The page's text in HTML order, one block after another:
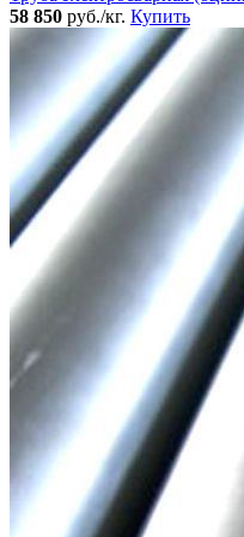
58 850 руб./кг. Купить